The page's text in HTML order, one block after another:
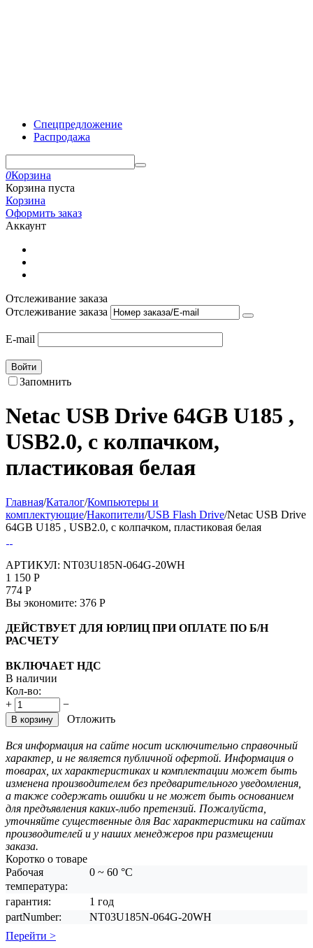
Спецпредложение
Распродажа
0Корзина
Корзина пуста
Корзина
Оформить заказ
Аккаунт
Отслеживание заказа
Отслеживание заказа
E-mail
Войти
Запомнить
Netac USB Drive 64GB U185 ,
USB2.0, с колпачком,
пластиковая белая
Главная/Каталог/Компьютеры и
комплектующие/Накопители/USB Flash Drive/Netac USB Drive
64GB U185 , USB2.0, с колпачком, пластиковая белая
АРТИКУЛ: NT03U185N-064G-20WH
1 150 Р
774 Р
Вы экономите: 376 Р
ДЕЙСТВУЕТ ДЛЯ ЮРЛИЦ ПРИ ОПЛАТЕ ПО Б/Н
РАСЧЕТУ
ВКЛЮЧАЕТ НДС
В наличии
Кол-во:
+
−
В корзину Отложить
Вся информация на сайте носит исключительно справочный
характер, и не является публичной офертой. Информация о
товарах, их характеристиках и комплектации может быть
изменена производителем без предварительного уведомления,
а также содержать ошибки и не может быть основанием
для предъявления каких-либо претензий. Пожалуйста,
уточняйте существенные для Вас характеристики на сайтах
производителей и у наших менеджеров при размещении
заказа.
Коротко о товаре
Рабочая
температура:
0 ~ 60 °C
гарантия:
1 год
partNumber:
NT03U185N-064G-20WH
Перейти >